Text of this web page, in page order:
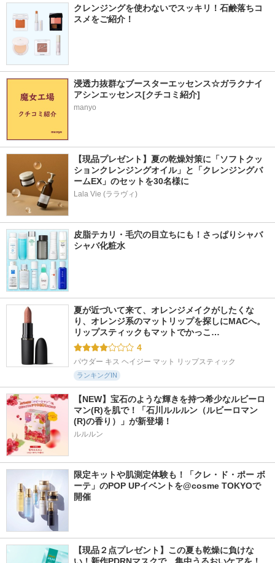
クレンジングを使わないでスッキリ！石鹸落ちコ
スメをご紹介！
浸透力抜群なブースターエッセンス☆ガラクナイ
アシンエッセンス[クチコミ紹介]
manyo
【現品プレゼント】夏の乾燥対策に「ソフトクッ
ションクレンジングオイル」と「クレンジングバ
ームEX」のセットを30名様に
Lala Vie (ララヴィ)
皮脂テカリ・毛穴の目立ちにも！さっぱりシャバ
シャバ化粧水
夏が近づいて来て、オレンジメイクがしたくな
り、オレンジ系のマットリップを探しにMACへ。
リップスティックもマットでかっこ…
4
パウダー キス ヘイジー マット リップスティック
ランキングIN
【NEW】宝石のような輝きを持つ希少なルビーロ
マン(R)を肌で！「石川ルルルン（ルビーロマン
(R)の香り）」が新登場！
ルルルン
限定キットや肌測定体験も！「クレ・ド・ポー ボ
ーテ」のPOP UPイベントを@cosme TOKYOで
開催
【現品２点プレゼント】この夏も乾燥に負けな